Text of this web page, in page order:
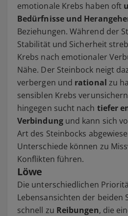
emotionale Krebs haben oft
Bedürfnisse und
Beziehungen. Während der
Stabilität und Sicherheit
Krebs nach emotionaler
Nähe. Der Steinbock neigt
verbergen und rational zu
sensiblen Krebs
hingegen sucht nach tiefer
Verbindungund kann sich
Art des Steinbocks
Unterschiede können zu
Konflikten führen.
Löwe
Die unterschiedlichen
Lebensansichten der beiden
schnell zu Reibungen, die